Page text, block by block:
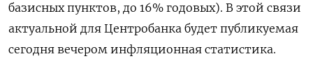
базисных пунктов, до 16% годовых). В этой связи
актуальной для Центробанка будет публикуемая
сегодня вечером инфляционная статистика.